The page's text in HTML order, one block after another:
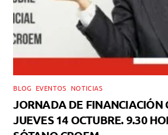
BLOG EVENTOS NOTICIAS
JORNADA DE FINANCIACIÓN
JUEVES 14 OCTUBRE. 9.30